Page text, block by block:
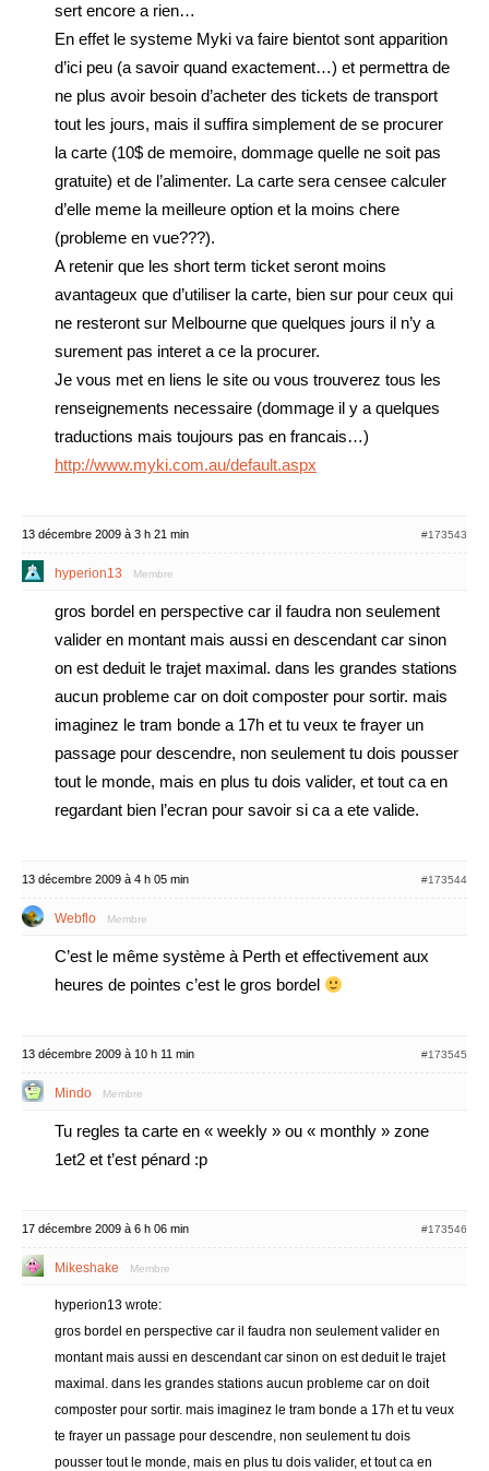
sert encore a rien…
En effet le systeme Myki va faire bientot sont apparition
d’ici peu (a savoir quand exactement…) et permettra de
ne plus avoir besoin d’acheter des tickets de transport
tout les jours, mais il suffira simplement de se procurer
la carte (10$ de memoire, dommage quelle ne soit pas
gratuite) et de l’alimenter. La carte sera censee calculer
d’elle meme la meilleure option et la moins chere
(probleme en vue???).
A retenir que les short term ticket seront moins
avantageux que d’utiliser la carte, bien sur pour ceux qui
ne resteront sur Melbourne que quelques jours il n’y a
surement pas interet a ce la procurer.
Je vous met en liens le site ou vous trouverez tous les
renseignements necessaire (dommage il y a quelques
traductions mais toujours pas en francais…)
http://www.myki.com.au/default.aspx
13 décembre 2009 à 3 h 21 min #173543
hyperion13 Membre
gros bordel en perspective car il faudra non seulement
valider en montant mais aussi en descendant car sinon
on est deduit le trajet maximal. dans les grandes stations
aucun probleme car on doit composter pour sortir. mais
imaginez le tram bonde a 17h et tu veux te frayer un
passage pour descendre, non seulement tu dois pousser
tout le monde, mais en plus tu dois valider, et tout ca en
regardant bien l’ecran pour savoir si ca a ete valide.
13 décembre 2009 à 4 h 05 min #173544
Webflo Membre
C’est le même système à Perth et effectivement aux
heures de pointes c’est le gros bordel
13 décembre 2009 à 10 h 11 min #173545
Mindo Membre
Tu regles ta carte en « weekly » ou « monthly » zone
1et2 et t’est pénard :p
17 décembre 2009 à 6 h 06 min #173546
Mikeshake Membre
hyperion13 wrote:
gros bordel en perspective car il faudra non seulement valider en
montant mais aussi en descendant car sinon on est deduit le trajet
maximal. dans les grandes stations aucun probleme car on doit
composter pour sortir. mais imaginez le tram bonde a 17h et tu veux
te frayer un passage pour descendre, non seulement tu dois
pousser tout le monde, mais en plus tu dois valider, et tout ca en